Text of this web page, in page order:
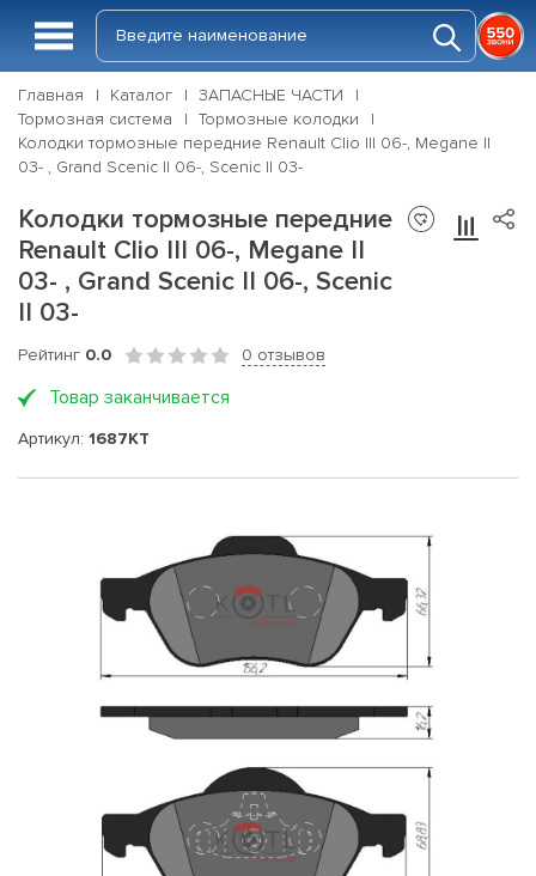
Главная Каталог
ЗАПАСНЫЕ ЧАСТИ
Тормозная система
Тормозные колодки
Колодки тормозные передние Renault Clio III 06-, Megane II
03- , Grand Scenic II 06-, Scenic II 03-
Колодки тормозные передние
Renault Clio III 06-, Megane II
03- , Grand Scenic II 06-, Scenic
II 03-
Рейтинг 0.0 0 отзывов
Товар заканчивается
Артикул: 1687KT